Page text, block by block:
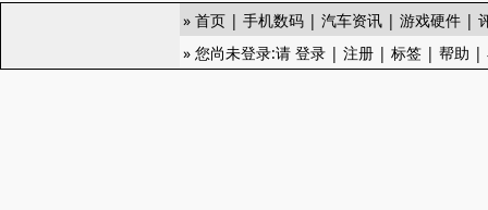
» 首页 | 手机数码 | 汽车资讯 | 游戏硬件 |
» 您尚未登录:请 登录 | 注册 | 标签 | 帮助 |